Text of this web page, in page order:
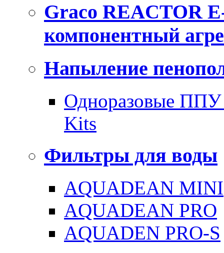
Graco REACTOR
компонентный
Напыление
Одноразовые ППУ
Kits
Фильтры для воды
AQUADEAN MINI
AQUADEAN PRO
AQUADEN PRO-S